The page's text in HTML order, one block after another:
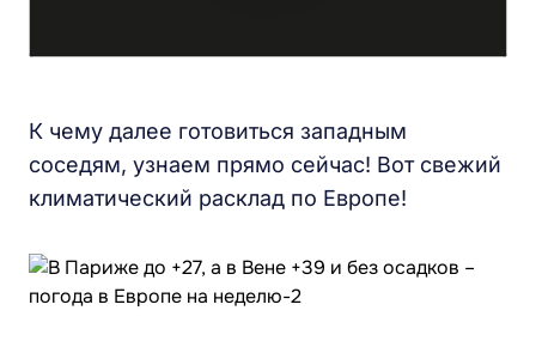
К чему далее готовиться западным
соседям, узнаем прямо сейчас! Вот свежий
климатический расклад по Европе!